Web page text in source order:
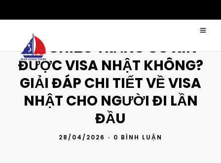
HỘ CHIẾU TRẮNG CÓ XIN
ĐƯỢC VISA NHẬT KHÔNG?
GIẢI ĐÁP CHI TIẾT VỀ VISA
NHẬT CHO NGƯỜI ĐI LẦN
ĐẦU
28/04/2026 • 0 BÌNH LUẬN